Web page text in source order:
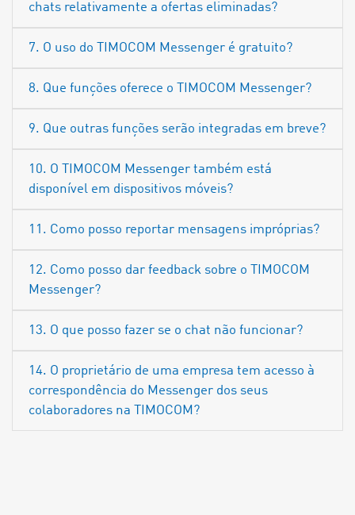
chats relativamente a ofertas eliminadas?
7. O uso do TIMOCOM Messenger é gratuito?
8. Que funções oferece o TIMOCOM Messenger?
9. Que outras funções serão integradas em breve?
10. O TIMOCOM Messenger também está
disponível em dispositivos móveis?
11. Como posso reportar mensagens impróprias?
12. Como posso dar feedback sobre o TIMOCOM
Messenger?
13. O que posso fazer se o chat não funcionar?
14. O proprietário de uma empresa tem acesso à
correspondência do Messenger dos seus
colaboradores na TIMOCOM?